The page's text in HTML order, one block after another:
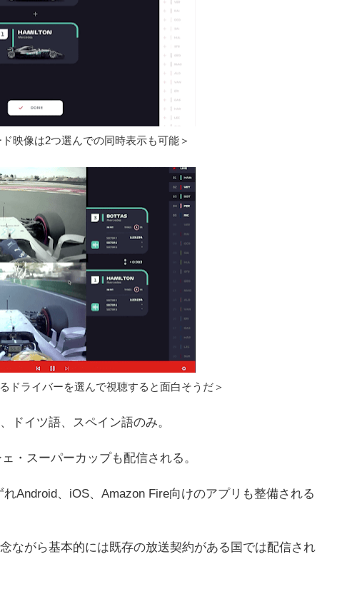
映像は2つ選んでの同時表示も可能＞
ドライバーを選んで視聴すると面白そうだ＞
ドイツ語、スペイン語のみ。
・スーパーカップも配信される。
Android、iOS、Amazon Fire向けのアプリも整備される
ながら基本的には既存の放送契約がある国では配信され